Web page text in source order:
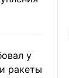
у
ракеты